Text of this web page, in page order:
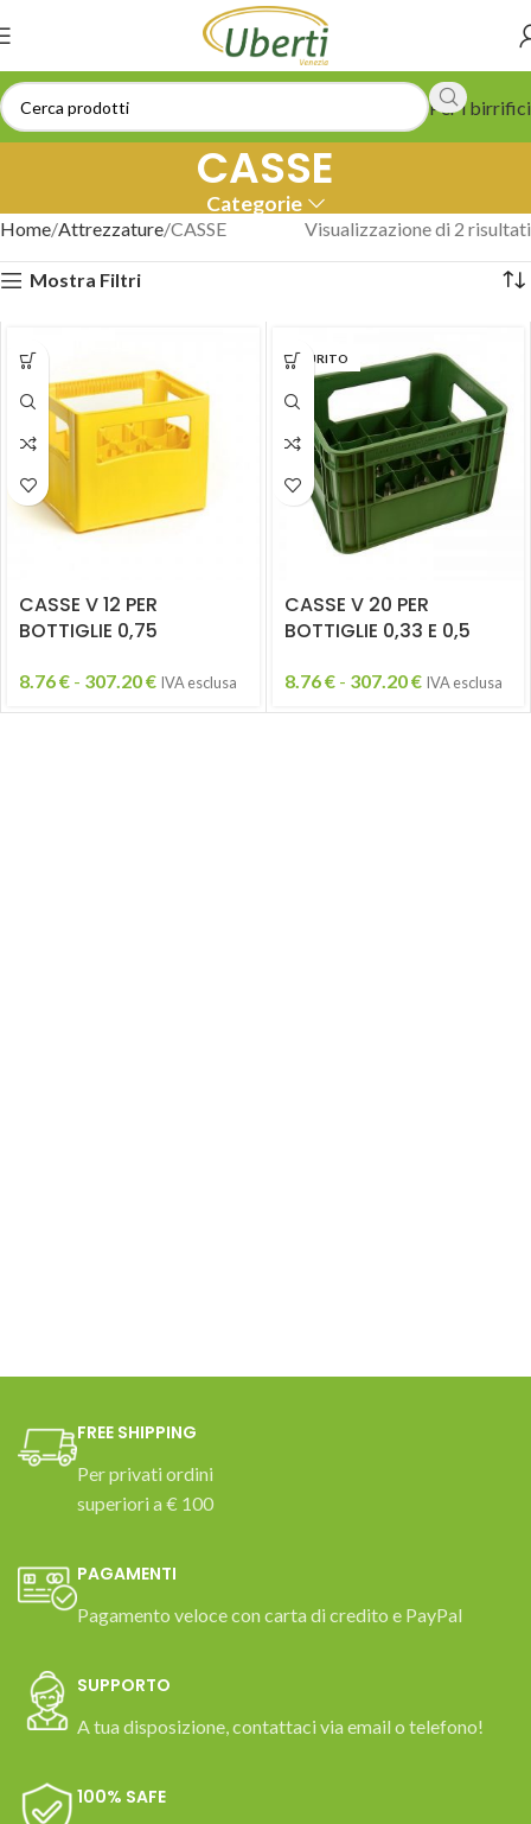
Per i birrifici
CASSE
Categorie
Home Attrezzature CASSE Visualizzazione di 2 risultati
Mostra Filtri
CASSE V 12 PER
BOTTIGLIE 0,75
8.76€ - 307.20€ IVA esclusa
ESAURITO
CASSE V 20 PER
BOTTIGLIE 0,33 E 0,5
8.76€ - 307.20€ IVA esclusa
FREE SHIPPING
Per privati ordini
superiori a € 100
PAGAMENTI
Pagamento veloce con carta di credito e PayPal
SUPPORTO
A tua disposizione, contattaci via email o telefono!
100% SAFE